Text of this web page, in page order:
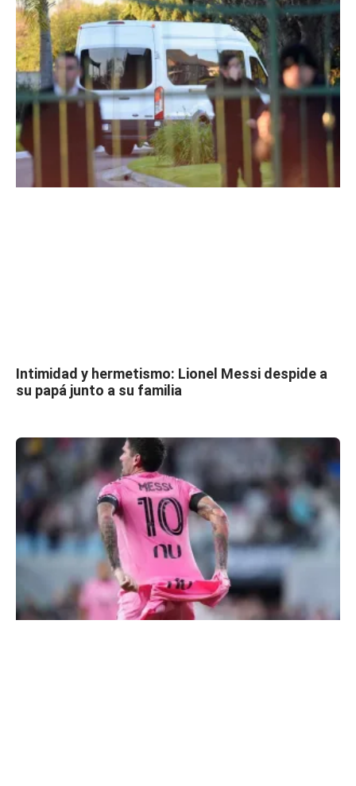
Intimidad y hermetismo: Lionel Messi despide a
su papá junto a su familia